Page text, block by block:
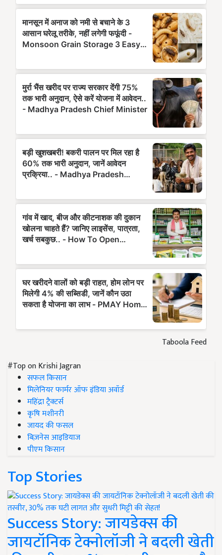
Taboola Feed
#Top on Krishi Jagran
सफल किसान
मिलेनियर फार्मर ऑफ इंडिया अवॉर्ड
महिंद्रा ट्रैक्टर्स
कृषि मशीनरी
जायद की फसल
बिज़नेस आइडियाज
पीएम किसान
Top Stories
Success Story: जायडेक्स की
जायटॉनिक टेक्नोलॉजी ने बदली खेती